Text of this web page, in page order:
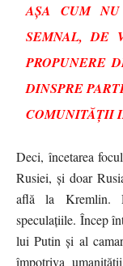
AȘA CUM
SEMNAL, DE
PROPUNERE
DINSPRE
COMUNITĂȚII
Deci, încetarea
Rusiei, și doar
află la Kremlin.
speculațiile. Încep
lui Putin și al
împotriva